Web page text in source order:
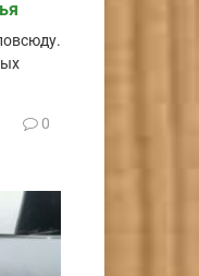
0